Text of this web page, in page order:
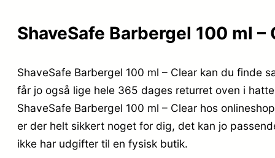
ShaveSafe Barbergel 100 ml
ShaveSafe Barbergel 100 ml – Clear kan du finde
får jo også lige hele 365 dages returret oven i
ShaveSafe Barbergel 100 ml – Clear hos
er der helt sikkert noget for dig, det kan jo
ikke har udgifter til en fysisk butik.